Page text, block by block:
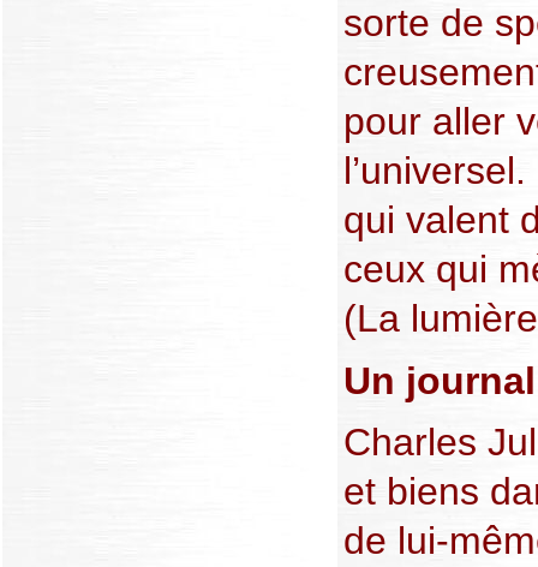
sorte de
pour aller
qui valent
ceux qui
(La
Un
Charles
et biens
de lui-